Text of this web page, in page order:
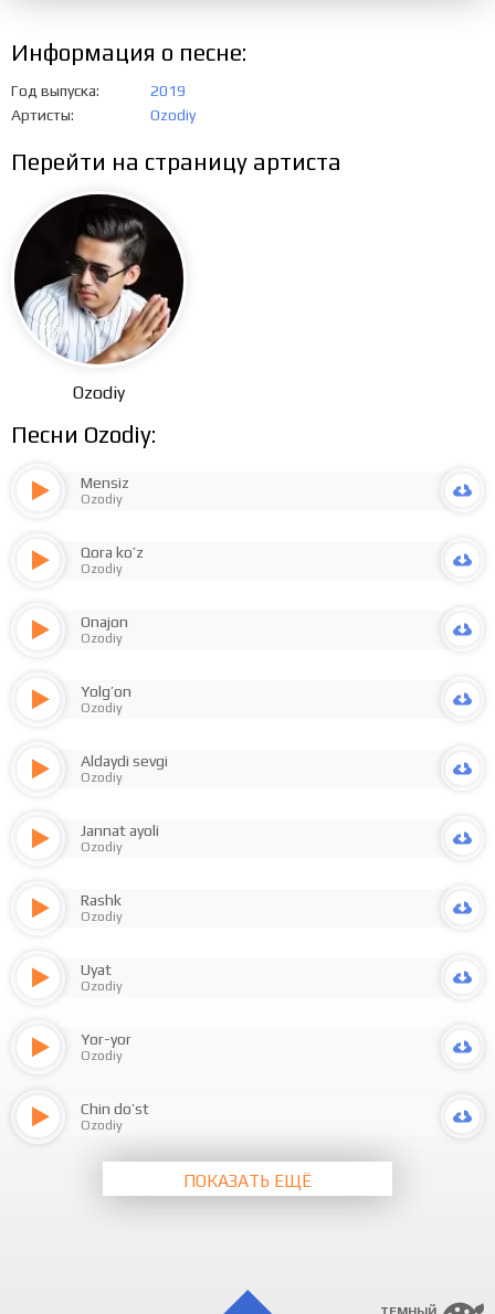
Информация о песне:
Год выпуска
2019
Артисты
Ozodiy
Перейти на страницу артиста
Ozodiy
Песни Ozodiy:
Mensiz
Ozodiy
Qora ko’z
Ozodiy
Onajon
Ozodiy
Yolg’on
Ozodiy
Aldaydi sevgi
Ozodiy
Jannat ayoli
Ozodiy
Rashk
Ozodiy
Uyat
Ozodiy
Yor-yor
Ozodiy
Chin do’st
Ozodiy
ПОКАЗАТЬ ЕЩЁ